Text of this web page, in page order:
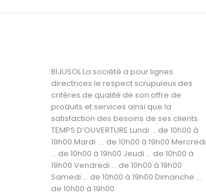
BIJUSOL La société a pour lignes
directrices le respect scrupuleux des
critères de qualité de son offre de
produits et services ainsi que la
satisfaction des besoins de ses clients.
TEMPS D’OUVERTURE Lundi ... de 10h00 à
19h00 Mardi .... de 10h00 à 19h00 Mercredi
... de 10h00 à 19h00 Jeudi ... de 10h00 à
19h00 Vendredi ... de 10h00 à 19h00
Samedi ... de 10h00 à 19h00 Dimanche ...
de 10h00 à 19h00